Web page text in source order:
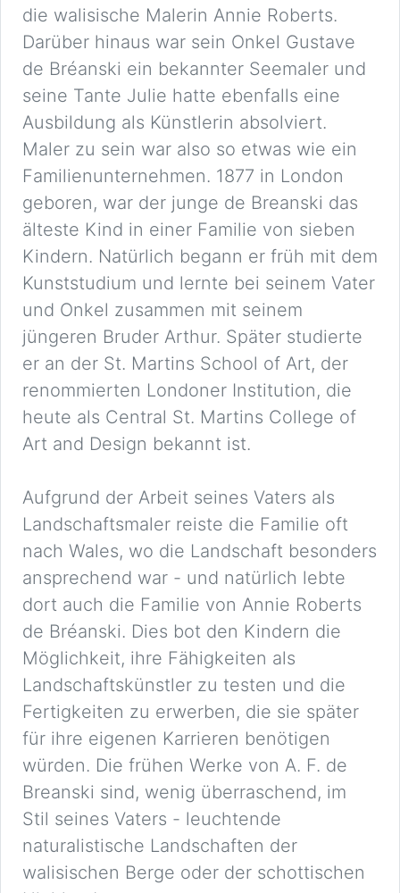
die walisische Malerin Annie Roberts.
Darüber hinaus war sein Onkel Gustave
de Bréanski ein bekannter Seemaler und
seine Tante Julie hatte ebenfalls eine
Ausbildung als Künstlerin absolviert.
Maler zu sein war also so etwas wie ein
Familienunternehmen. 1877 in London
geboren, war der junge de Breanski das
älteste Kind in einer Familie von sieben
Kindern. Natürlich begann er früh mit dem
Kunststudium und lernte bei seinem Vater
und Onkel zusammen mit seinem
jüngeren Bruder Arthur. Später studierte
er an der St. Martins School of Art, der
renommierten Londoner Institution, die
heute als Central St. Martins College of
Art and Design bekannt ist.
Aufgrund der Arbeit seines Vaters als
Landschaftsmaler reiste die Familie oft
nach Wales, wo die Landschaft besonders
ansprechend war - und natürlich lebte
dort auch die Familie von Annie Roberts
de Bréanski. Dies bot den Kindern die
Möglichkeit, ihre Fähigkeiten als
Landschaftskünstler zu testen und die
Fertigkeiten zu erwerben, die sie später
für ihre eigenen Karrieren benötigen
würden. Die frühen Werke von A. F. de
Breanski sind, wenig überraschend, im
Stil seines Vaters - leuchtende
naturalistische Landschaften der
walisischen Berge oder der schottischen